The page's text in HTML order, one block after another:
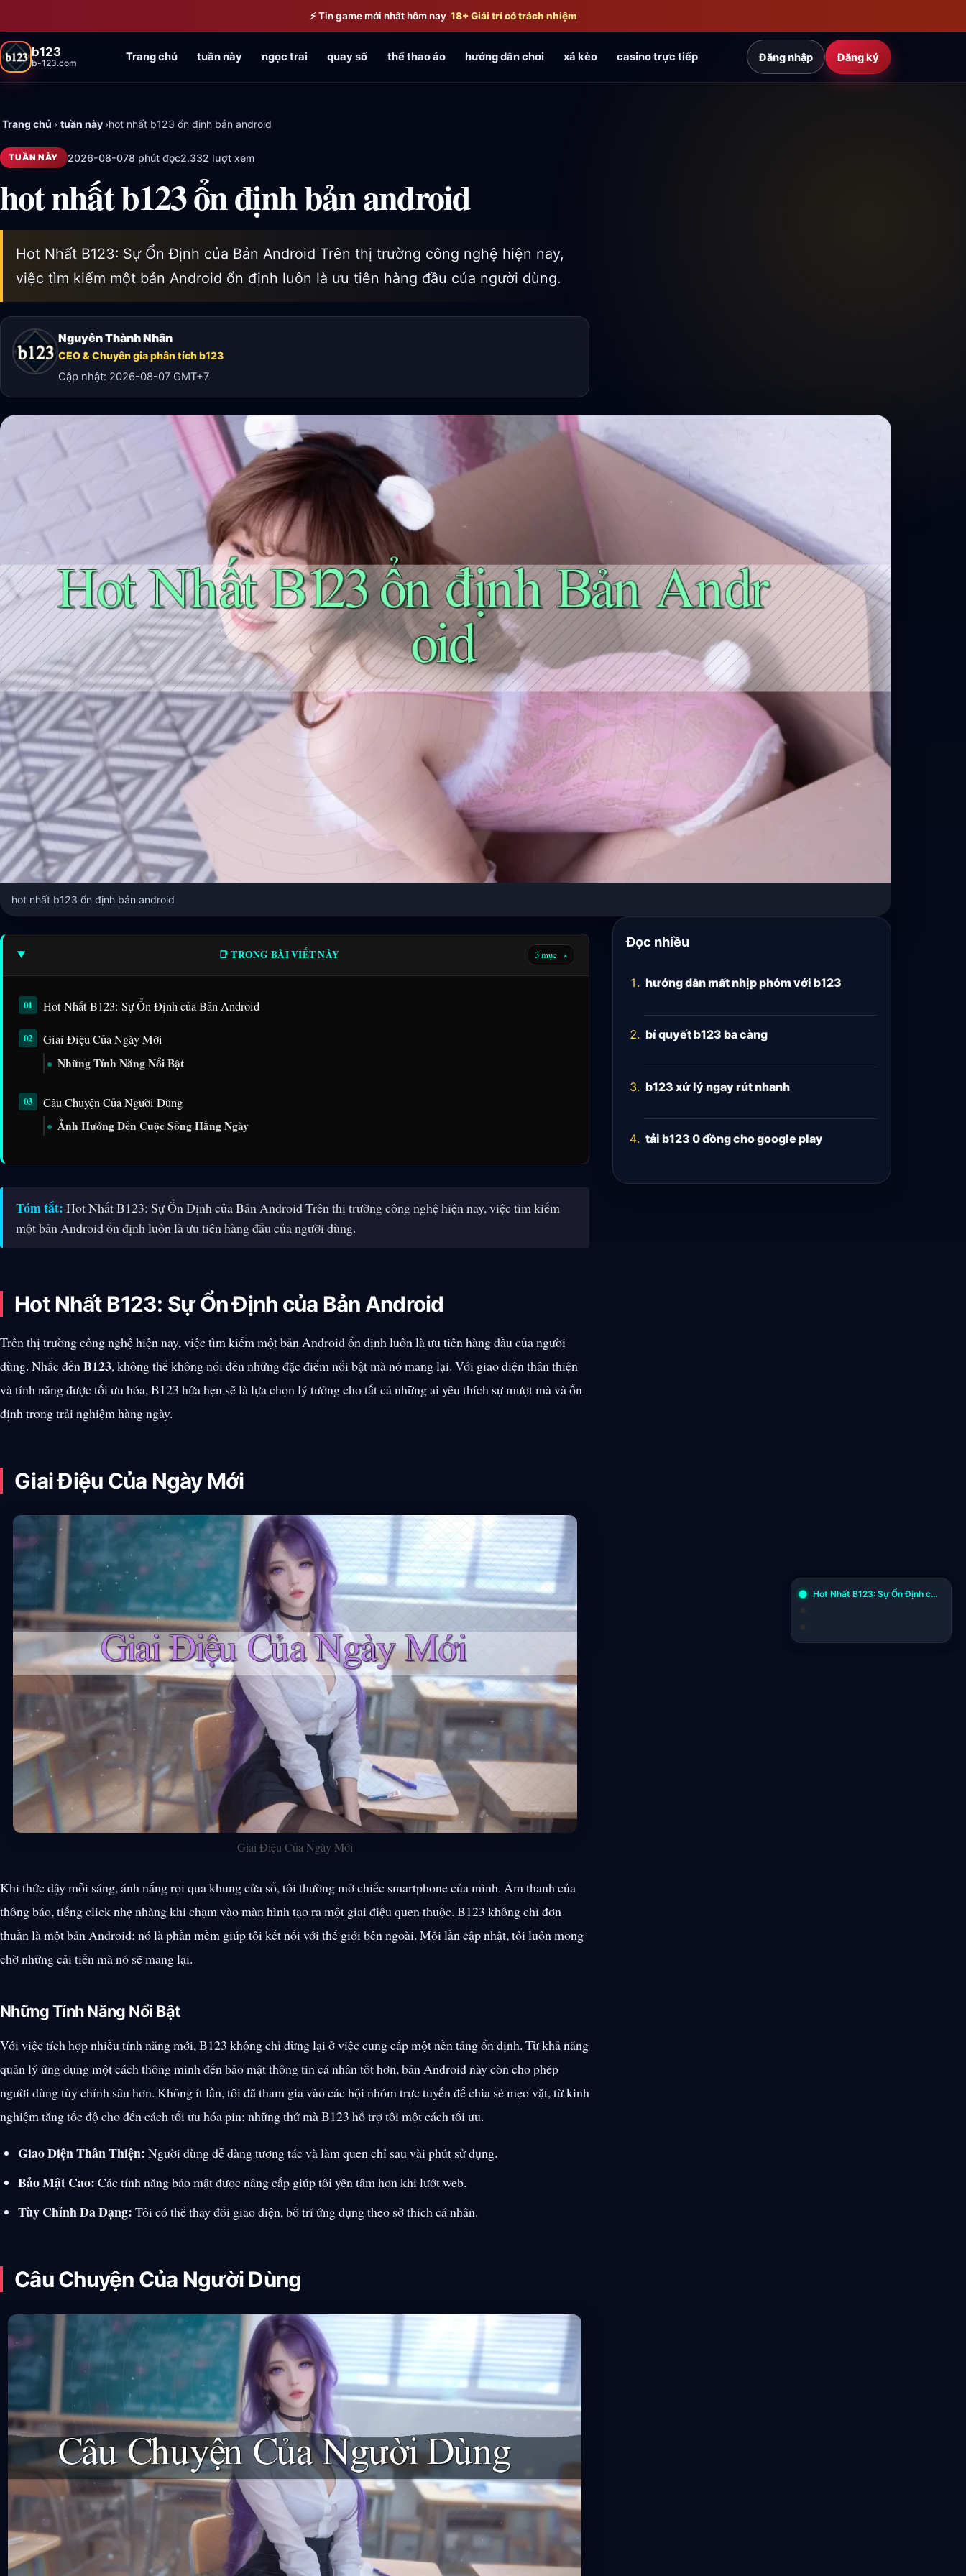
⚡ Tin game mới nhất hôm nay 18+ Giải trí có trách nhiệm
b123
b-123.com Trang chủ tuần này ngọc trai quay số thể thao ảo hướng dẫn chơi xả kèo casino trực tiếp Đăng nhập Đăng ký
Trang chủ › tuần này ›hot nhất b123 ổn định bản android
TUẦN NÀY 2026-08-078 phút đọc2.332 lượt xem
hot nhất b123 ổn định bản android
Hot Nhất B123: Sự Ổn Định của Bản Android Trên thị trường công nghệ hiện nay,
việc tìm kiếm một bản Android ổn định luôn là ưu tiên hàng đầu của người dùng.
Nguyễn Thành Nhân
CEO & Chuyên gia phân tích b123
Cập nhật: 2026-08-07 GMT+7
hot nhất b123 ổn định bản android
📑 TRONG BÀI VIẾT NÀY 3 mục ▾
Hot Nhất B123: Sự Ổn Định của Bản Android
Giai Điệu Của Ngày Mới
Những Tính Năng Nổi Bật
Câu Chuyện Của Người Dùng
Ảnh Hưởng Đến Cuộc Sống Hằng Ngày
Tóm tắt: Hot Nhất B123: Sự Ổn Định của Bản Android Trên thị trường công nghệ hiện nay, việc tìm kiếm
một bản Android ổn định luôn là ưu tiên hàng đầu của người dùng.
Hot Nhất B123: Sự Ổn Định của Bản Android
Trên thị trường công nghệ hiện nay, việc tìm kiếm một bản Android ổn định luôn là ưu tiên hàng đầu của người
dùng. Nhắc đếnB123, không thể không nói đến những đặc điểm nổi bật mà nó mang lại. Với giao diện thân thiện
và tính năng được tối ưu hóa, B123 hứa hẹn sẽ là lựa chọn lý tưởng cho tất cả những ai yêu thích sự mượt mà và ổn
định trong trải nghiệm hàng ngày.
Giai Điệu Của Ngày Mới
Giai Điệu Của Ngày Mới
Khi thức dậy mỗi sáng, ánh nắng rọi qua khung cửa sổ, tôi thường mở chiếc smartphone của mình. Âm thanh của
thông báo, tiếng click nhẹ nhàng khi chạm vào màn hình tạo ra một giai điệu quen thuộc. B123 không chỉ đơn
thuần là một bản Android; nó là phần mềm giúp tôi kết nối với thế giới bên ngoài. Mỗi lần cập nhật, tôi luôn mong
chờ những cải tiến mà nó sẽ mang lại.
Những Tính Năng Nổi Bật
Với việc tích hợp nhiều tính năng mới, B123 không chỉ dừng lại ở việc cung cấp một nền tảng ổn định. Từ khả năng
quản lý ứng dụng một cách thông minh đến bảo mật thông tin cá nhân tốt hơn, bản Android này còn cho phép
người dùng tùy chỉnh sâu hơn. Không ít lần, tôi đã tham gia vào các hội nhóm trực tuyến để chia sẻ mẹo vặt, từ kinh
nghiệm tăng tốc độ cho đến cách tối ưu hóa pin; những thứ mà B123 hỗ trợ tôi một cách tối ưu.
Giao Diện Thân Thiện: Người dùng dễ dàng tương tác và làm quen chỉ sau vài phút sử dụng.
Bảo Mật Cao: Các tính năng bảo mật được nâng cấp giúp tôi yên tâm hơn khi lướt web.
Tùy Chỉnh Đa Dạng: Tôi có thể thay đổi giao diện, bố trí ứng dụng theo sở thích cá nhân.
Câu Chuyện Của Người Dùng
Đọc nhiều
hướng dẫn mất nhịp phỏm với b123
bí quyết b123 ba càng
b123 xử lý ngay rút nhanh
tải b123 0 đồng cho google play
Hot Nhất B123: Sự Ổn Định của Bản Android